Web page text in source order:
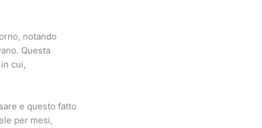
notando
Questa
cui,
e questo fatto
per mesi,